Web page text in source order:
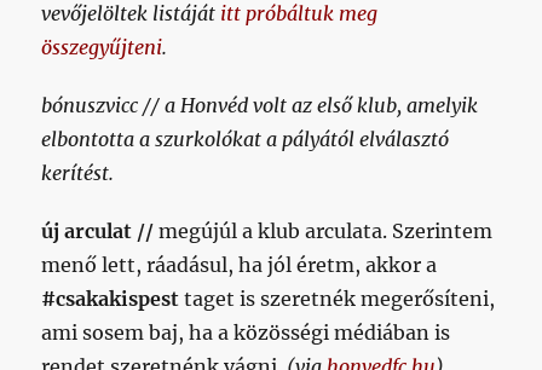
vevőjelöltek listáját itt próbáltuk meg
összegyűjteni.
bónuszvicc // a Honvéd volt az első klub, amelyik
elbontotta a szurkolókat a pályától elválasztó
kerítést.
új arculat //megújúl a klub arculata. Szerintem
menő lett, ráadásul, ha jól éretm, akkor a
#csakakispest taget is szeretnék megerősíteni,
ami sosem baj, ha a közösségi médiában is